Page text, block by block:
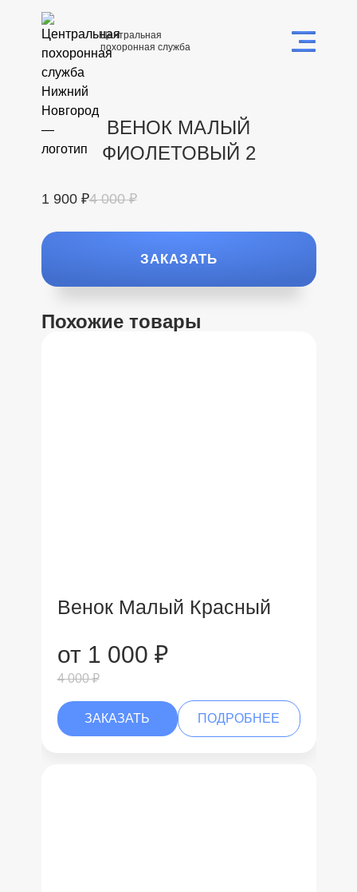
Центральная
похоронная служба
ВЕНОК МАЛЫЙ
ФИОЛЕТОВЫЙ 2
1 900 ₽4 000 ₽
ЗАКАЗАТЬ
Похожие товары
Венок Малый Красный
от 1 000 ₽
4 000 ₽
ЗАКАЗАТЬ ПОДРОБНЕЕ